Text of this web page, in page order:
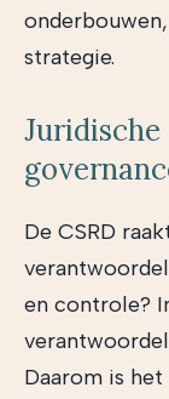
strategie.
De CSRD
en controle?
Daarom is